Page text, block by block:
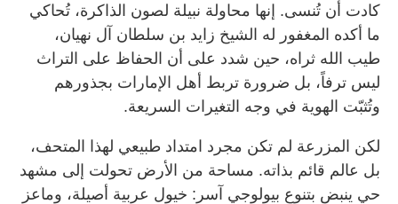
كادت أن تُنسى. إنها محاولة نبيلة لصون الذاكرة، تُحاكي
ما أكده المغفور له الشيخ زايد بن سلطان آل نهيان،
طيب الله ثراه، حين شدد على أن الحفاظ على التراث
ليس ترفاً، بل ضرورة تربط أهل الإمارات بجذورهم
وتُثبّت الهوية في وجه التغيرات السريعة.
لكن المزرعة لم تكن مجرد امتداد طبيعي لهذا المتحف،
بل عالم قائم بذاته. مساحة من الأرض تحولت إلى مشهد
حي ينبض بتنوع بيولوجي آسر: خيول عربية أصيلة، وماعز